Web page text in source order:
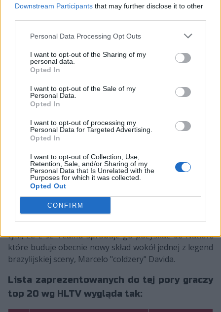
Downstream Participants that may further disclose it to other
Personal Data Processing Opt Outs
I want to opt-out of the Sharing of my
personal data.
Opted In
I want to opt-out of the Sale of my
Personal Data.
Opted In
I want to opt-out of processing my
Personal Data for Targeted Advertising.
Opted In
I want to opt-out of Collection, Use,
Retention, Sale, and/or Sharing of my
Personal Data that Is Unrelated with the
Purposes for which it was collected.
Opted Out
CONFIRM
spot on the top 20 players list!
🔗https://t.co/gPUp5inZPY
Powered by
pic.twitter.com/O2P3Ily0sg
— HLTV.org (@HLTVorg)
A na kogo zdaniem Cerato warto będzie zwrócić uwagę
w roku 2022? Brazylijczyk postawił na innego gracza z
Ameryki Południowej, tj. na Santino "⁠trya⁠" Rigaa. –
znakomity snajper ze świetną mentalnością i dużą
konsekwencją w grze. Potrzebuje jednak więcej
doświadczenia, by stać się lepszym
FURII. Niewykluczone jednak, że wyróżniony przez
niego 16-latek z Argentyny już niedługo będzie mógł
owe doświadczenie zdobyć. Wiele wszak mówi się o
tym, że z 9z Teamu spróbuje go pozyskać 00 Nation,
które buduje obecnie nowy skład wokół jednej z legend
brazylijskiej sceny, Marcelo "coldzery" Davida.
Lista zaprezentowanych do tej pory graczy
top 20 wg HLTV wygląda tak: